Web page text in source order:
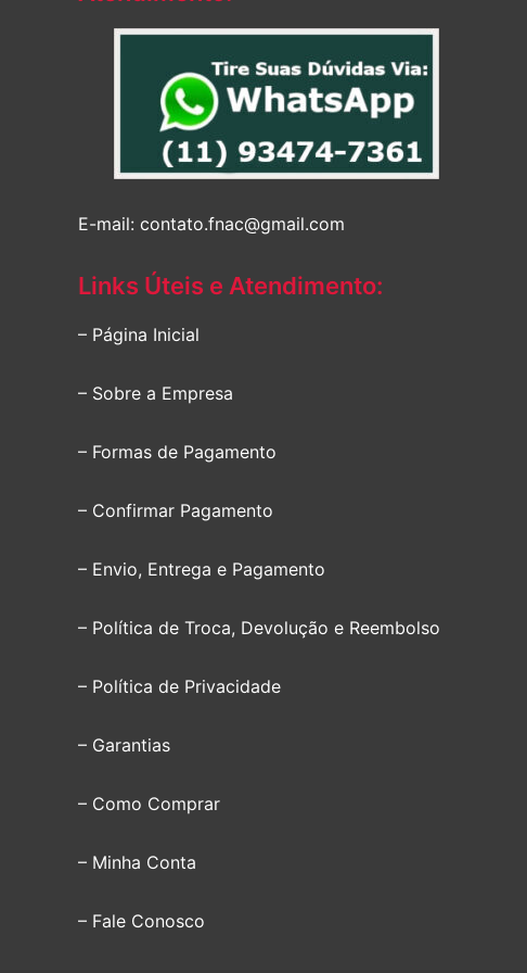
E-mail: contato.fnac@gmail.com
Links Úteis e Atendimento:
– Página Inicial
– Sobre a Empresa
– Formas de Pagamento
– Confirmar Pagamento
– Envio, Entrega e Pagamento
– Política de Troca, Devolução e Reembolso
– Política de Privacidade
– Garantias
– Como Comprar
– Minha Conta
– Fale Conosco